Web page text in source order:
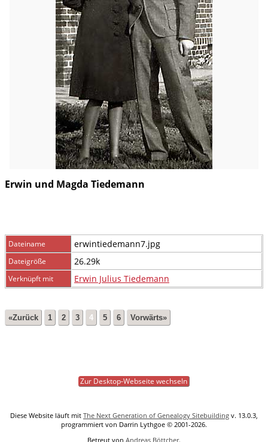
Erwin und Magda Tiedemann
Dateiname erwintiedemann7.jpg
Dateigröße 26.29k
Verknüpft mit Erwin Julius Tiedemann
«Zurück 1 2 3 4 5 6 Vorwärts»
Zur Desktop-Webseite wechseln
Diese Website läuft mit The Next Generation of Genealogy Sitebuilding v. 13.0.3,
programmiert von Darrin Lythgoe © 2001-2026.
Betreut von Andreas Böttcher.